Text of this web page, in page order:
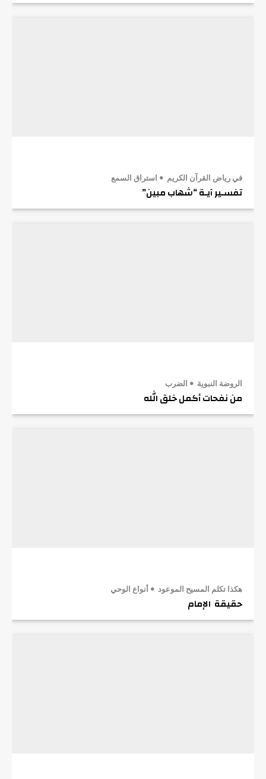
في رياض القرآن الكريم استراق السمع
تفسـير آيـة “شهاب مبين”
الروضة النبوية الضرب
من نفحات أكمل خلق الله
هكذا تكلم المسيح الموعود أنواع الوحي
حقيقة الإمام